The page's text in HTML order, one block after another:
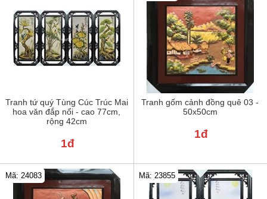
Tranh tứ quý Tùng Cúc Trúc Mai
hoa văn đắp nổi - cao 77cm,
rộng 42cm
1đ
Tranh gốm cảnh đồng quê 03 -
50x50cm
1đ
Mã: 24083 Mã: 23855